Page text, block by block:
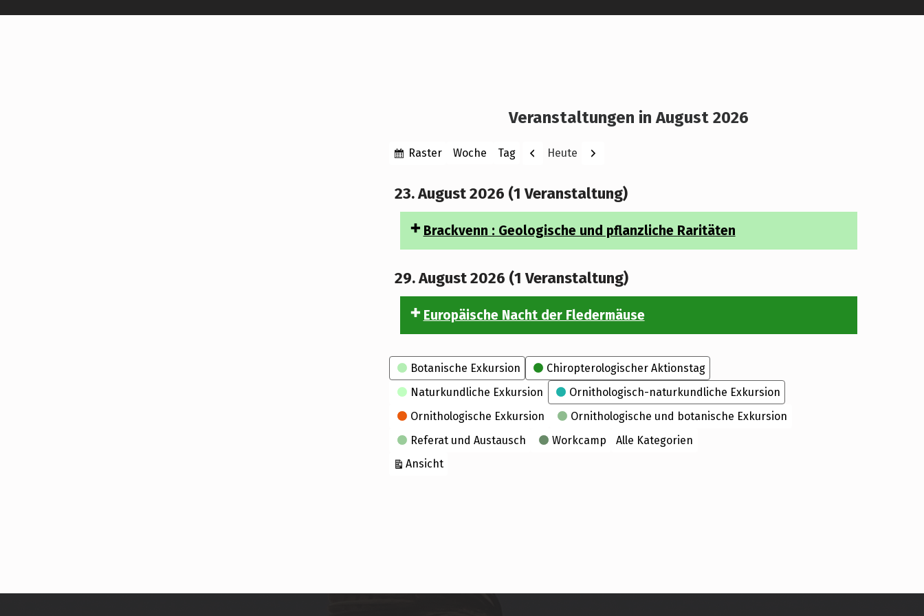
Veranstaltungen in August 2026
Anzeigen
Raster Woche Tag
Monat
Jahr
Zurück
Heute Weiter
23. August 2026 (1 Veranstaltung)
Brackvenn : Geologische und pflanzliche Raritäten
29. August 2026 (1 Veranstaltung)
Europäische Nacht der Fledermäuse
Kategorien
Botanische Exkursion
Chiropterologischer Aktionstag
Naturkundliche Exkursion
Ornithologisch-naturkundliche Exkursion
Ornithologische Exkursion
Ornithologische und botanische Exkursion
Referat und Austausch
Workcamp
Alle Kategorien
Ansichtausdrucken